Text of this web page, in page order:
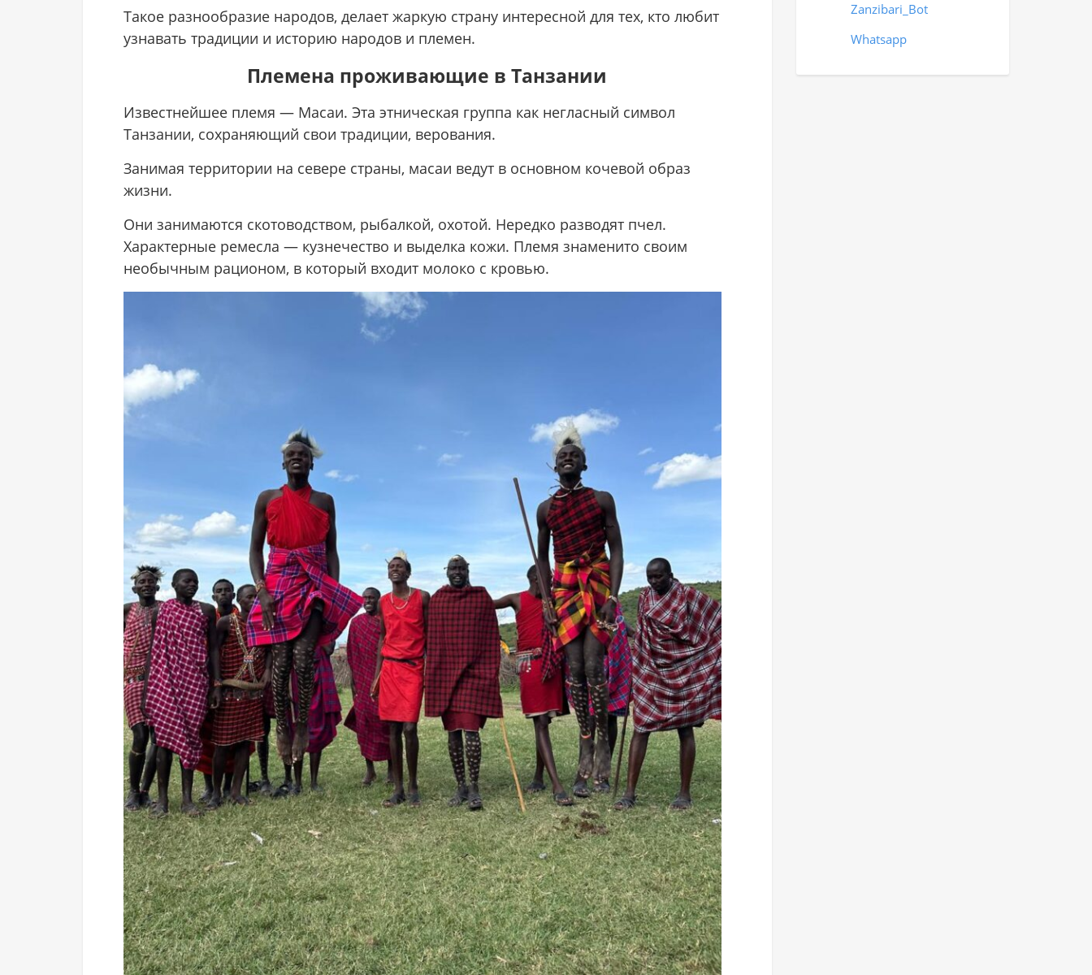
Такое разнообразие народов, делает жаркую страну интересной для тех, кто любит
узнавать традиции и историю народов и племен.
Племена проживающие в Танзании
Известнейшее племя — Масаи. Эта этническая группа как негласный символ
Танзании, сохраняющий свои традиции, верования.
Занимая территории на севере страны, масаи ведут в основном кочевой образ
жизни.
Они занимаются скотоводством, рыбалкой, охотой. Нередко разводят пчел.
Характерные ремесла — кузнечество и выделка кожи. Племя знаменито своим
необычным рационом, в который входит молоко с кровью.
Zanzibari_Bot
Whatsapp